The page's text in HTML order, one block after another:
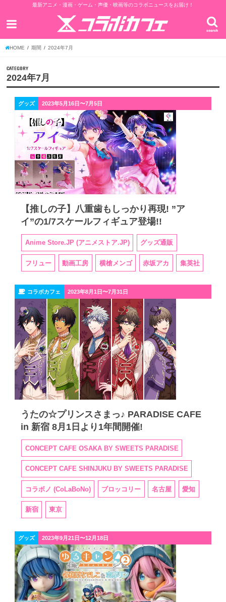
最新アニメ・漫画・ゲーム・声優・映画等のコラボニュースをお届け！
search
HOME 期間 2024年7月
CATEGORY
2024年7月
グッズ 2023年5月16日〜7月5日
【推しの子】八重歯もしっかり再現! ”ア
イ”の1/7スケールフィギュア登場!!
Anime Store.JP (アニメストア.JP) グッズ通販
フリュー 動画工房 横槍メンゴ 赤坂アカ 集英社
コラボカフェ 2023年8月1日〜7月31日
うたの☆プリンスさまっ♪ PARADISE CAFE
in 新宿 8月1日より1年間開催!
CONCEPT CAFE OSAKA BY SWEETS PARADISE
CONCEPT CAFE SHINJUKU BY SWEETS PARADISE
コラボノ (CoLaBoNo) ブロッコリー 名古屋 愛知
新宿 東京
グッズ 2023年9月21日〜12月18日